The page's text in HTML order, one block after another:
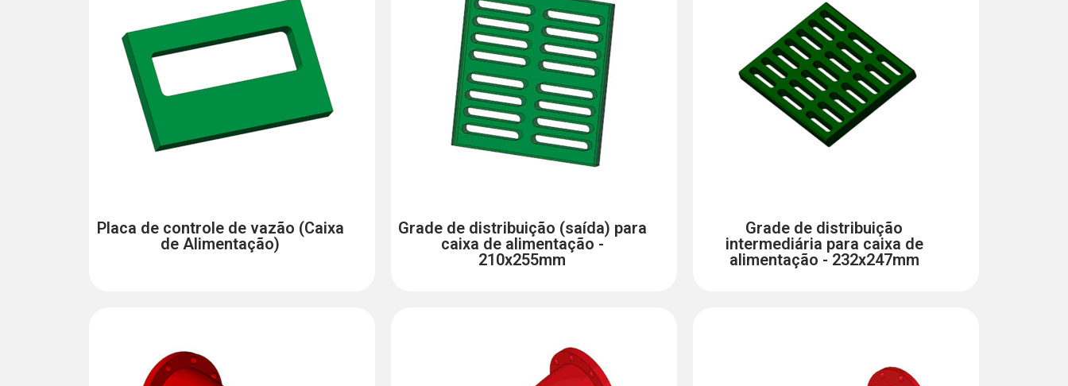
Placa de controle de vazão (Caixa
de Alimentação)
Grade de distribuição (saída) para
caixa de alimentação -
210x255mm
Grade de distribuição
intermediária para caixa de
alimentação - 232x247mm